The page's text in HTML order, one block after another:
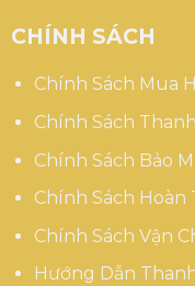
CHÍNH SÁCH
Chính Sách Mua
Chính Sách
Chính Sách Bảo
Chính Sách Hoàn
Chính Sách Vận
Hướng Dẫn